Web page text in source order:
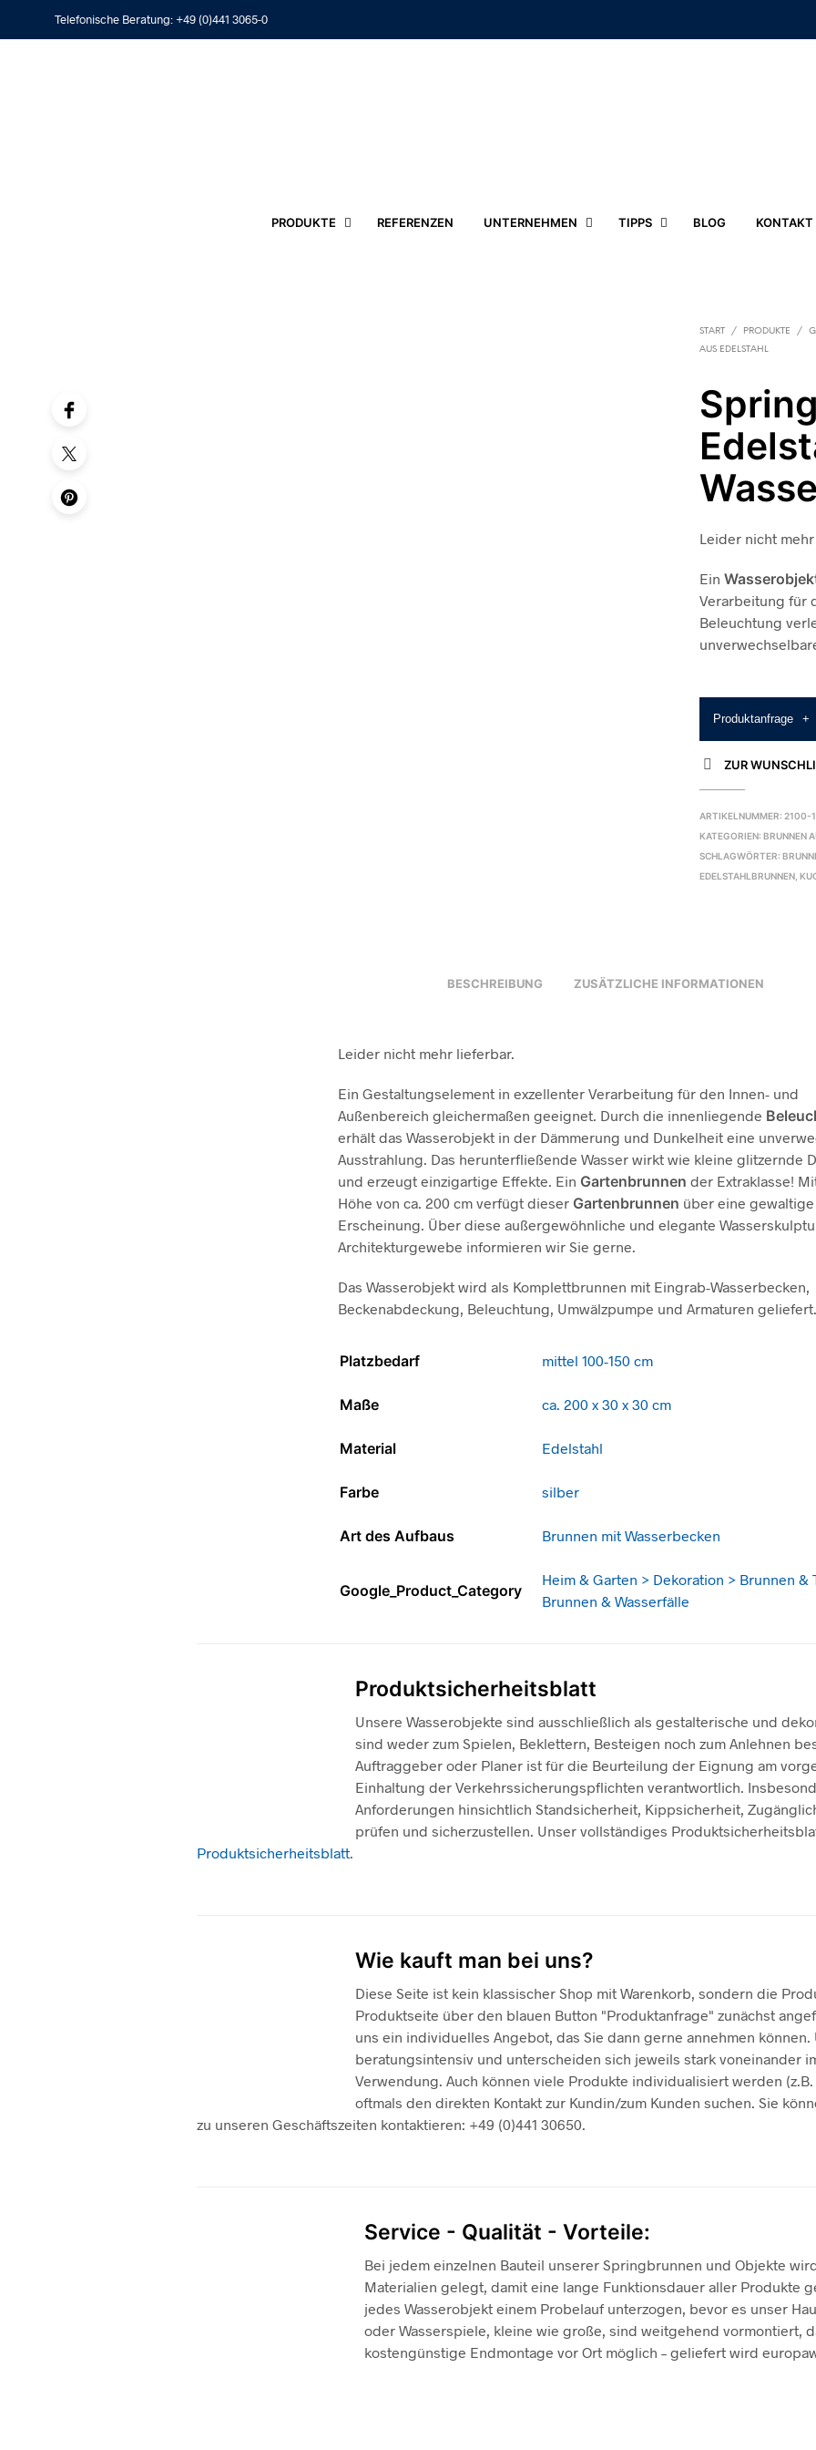
Telefonische Beratung: +49 (0)441 3065-0
PRODUKTE REFERENZEN UNTERNEHMEN TIPPS BLOG KONTAKT
START / PRODUKTE /
AUS EDELSTAHL
Leider nicht
Ein
Verarbeitung für
Beleuchtung
Produktanfrage +
ZUR
ARTIKELNUMMER:2100-1
KATEGORIEN:BRUNNEN
SCHLAGWÖRTER:
EDELSTAHLBRUNNEN ,
BESCHREIBUNG ZUSÄTZLICHE INFORMATIONEN
Leider nicht mehr lieferbar.
Ein Gestaltungselement in exzellenter Verarbeitung für den Innen- und
Außenbereich gleichermaßen geeignet. Durch die innenliegende
erhält das Wasserobjekt in der Dämmerung und Dunkelheit eine
Ausstrahlung. Das herunterfließende Wasser wirkt wie kleine glitzernde
und erzeugt einzigartige Effekte. Ein Gartenbrunnen der Extraklasse!
Höhe von ca. 200 cm verfügt dieser Gartenbrunnen über eine gewaltige
Erscheinung. Über diese außergewöhnliche und elegante
Architekturgewebe informieren wir Sie gerne.
Das Wasserobjekt wird als Komplettbrunnen mit Eingrab-Wasserbecken,
Beckenabdeckung, Beleuchtung, Umwälzpumpe und Armaturen geliefert.
Platzbedarf mittel 100-150 cm
Maße ca. 200 x 30 x 30 cm
Material Edelstahl
Farbe silber
Art des Aufbaus Brunnen mit Wasserbecken
Google_Product_Category
Heim & Garten > Dekoration > Brunnen &
Brunnen & Wasserfälle
Produktsicherheitsblatt
Unsere Wasserobjekte sind ausschließlich als gestalterische und
sind weder zum Spielen, Beklettern, Besteigen noch zum Anlehnen
Auftraggeber oder Planer ist für die Beurteilung der Eignung am
Einhaltung der Verkehrssicherungspflichten verantwortlich.
Anforderungen hinsichtlich Standsicherheit, Kippsicherheit,
prüfen und sicherzustellen. Unser vollständiges
Produktsicherheitsblatt.
Wie kauft man bei uns?
Diese Seite ist kein klassischer Shop mit Warenkorb, sondern die
Produktseite über den blauen Button "Produktanfrage" zunächst
uns ein individuelles Angebot, das Sie dann gerne annehmen
beratungsintensiv und unterscheiden sich jeweils stark voneinander
Verwendung. Auch können viele Produkte individualisiert werden
oftmals den direkten Kontakt zur Kundin/zum Kunden suchen. Sie
zu unseren Geschäftszeiten kontaktieren: +49 (0)441 30650.
Service - Qualität - Vorteile:
Bei jedem einzelnen Bauteil unserer Springbrunnen und Objekte
Materialien gelegt, damit eine lange Funktionsdauer aller Produkte
jedes Wasserobjekt einem Probelauf unterzogen, bevor es unser
oder Wasserspiele, kleine wie große, sind weitgehend vormontiert,
kostengünstige Endmontage vor Ort möglich – geliefert wird